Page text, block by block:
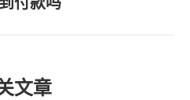
一
文
文章